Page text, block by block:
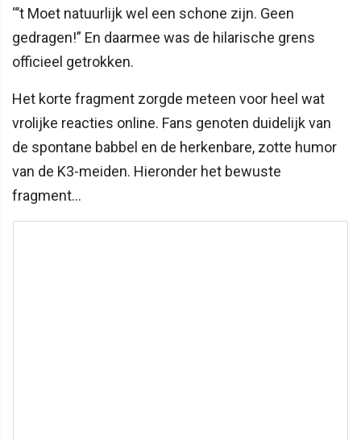
“’t Moet natuurlijk wel een schone zijn. Geen
gedragen!” En daarmee was de hilarische grens
officieel getrokken.
Het korte fragment zorgde meteen voor heel wat
vrolijke reacties online. Fans genoten duidelijk van
de spontane babbel en de herkenbare, zotte humor
van de K3-meiden. Hieronder het bewuste
fragment…